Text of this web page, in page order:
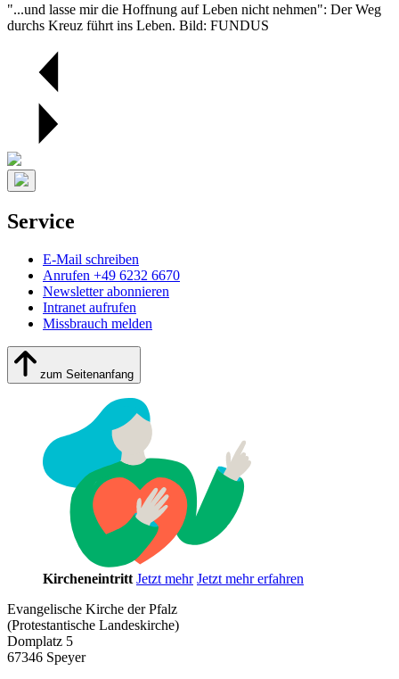
"...und lasse mir die Hoffnung auf Leben nicht nehmen": Der Weg
durchs Kreuz führt ins Leben. Bild: FUNDUS
Service
E-Mail schreiben
Anrufen +49 6232 6670
Newsletter abonnieren
Intranet aufrufen
Missbrauch melden
zum Seitenanfang
Kircheneintritt Jetzt mehr Jetzt mehr erfahren
Evangelische Kirche der Pfalz
(Protestantische Landeskirche)
Domplatz 5
67346 Speyer